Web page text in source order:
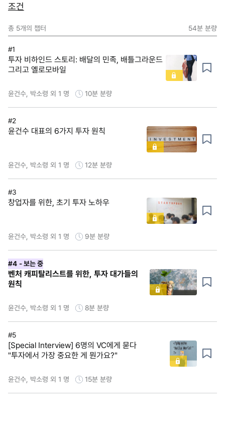
조건
총 5개의 챕터 54분 분량
#1
투자 비하인드 스토리: 배달의 민족, 배틀그라운드
그리고 옐로모바일
윤건수, 박소령 외 1 명 10분 분량
#2
윤건수 대표의 6가지 투자 원칙
윤건수, 박소령 외 1 명 12분 분량
#3
창업자를 위한, 초기 투자 노하우
윤건수, 박소령 외 1 명 9분 분량
#4 - 보는 중
벤처 캐피탈리스트를 위한, 투자 대가들의
원칙
윤건수, 박소령 외 1 명 8분 분량
#5
[Special Interview] 6명의 VC에게 묻다
"투자에서 가장 중요한 게 뭔가요?"
윤건수, 박소령 외 1 명 15분 분량